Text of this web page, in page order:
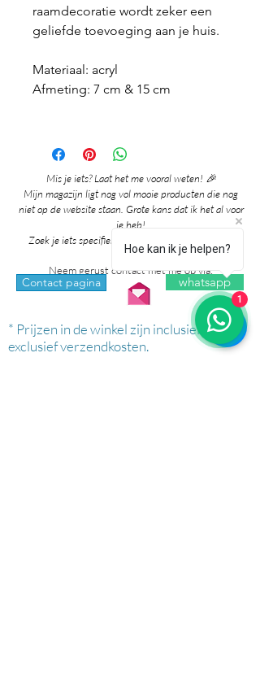
raamdecoratie wordt zeker een
geliefde toevoeging aan je huis.
Materiaal: acryl
Afmeting: 7 cm & 15 cm
Mis je iets? Laat het me vooral weten! 🎉
Mijn magazijn ligt nog vol mooie producten die nog
niet op de website staan. Grote kans dat ik het al voor
je heb!
Zoek je iets specifieks? Ik denk graag met je mee!
Neem gerust contact met me op via:
Contact pagina whatsapp
* Prijzen in de winkel zijn inclusief btw en
exclusief verzendkosten.
Hoe kan ik je helpen?
1